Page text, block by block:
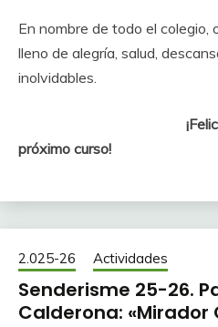
En nombre de todo el colegio,
lleno de alegría, salud,
inolvidables.
¡Felices
próximo curso!
2.025-26 Actividades
Senderisme 25-26.
Calderona: «Mirador